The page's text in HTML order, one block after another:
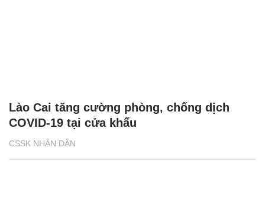
CSSK NHÂN DÂN
Lào Cai tăng cường phòng, chống dịch
COVID-19 tại cửa khẩu